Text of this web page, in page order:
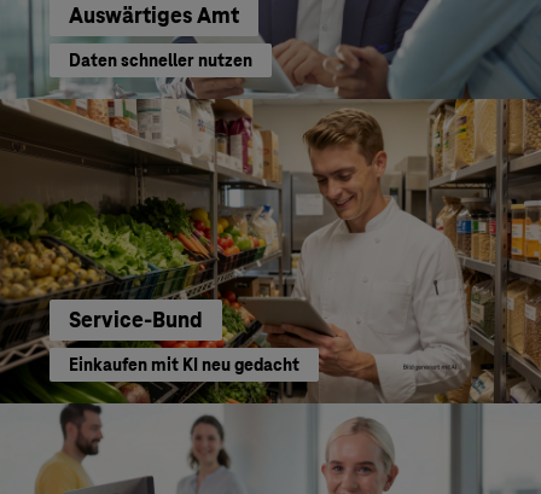
Auswärtiges Amt
Daten schneller nutzen
Service-Bund
Einkaufen mit KI neu gedacht